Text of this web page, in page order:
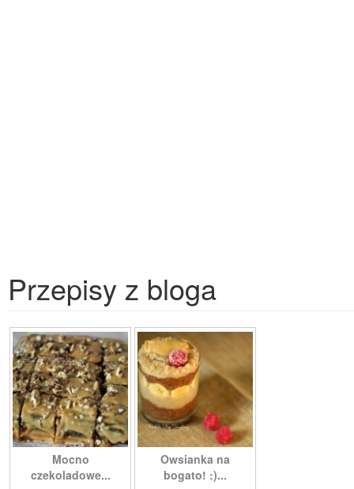
Przepisy z bloga
Mocno
czekoladowe...
Owsianka na
bogato! :)...